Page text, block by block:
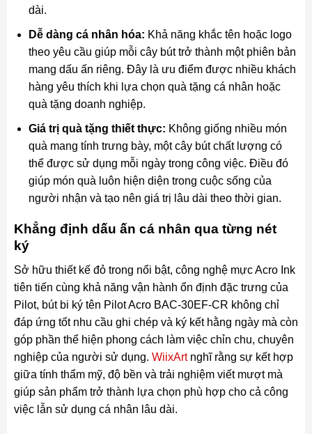
dài.
Dễ dàng cá nhân hóa: Khả năng khắc tên hoặc logo
theo yêu cầu giúp mỗi cây bút trở thành một phiên bản
mang dấu ấn riêng. Đây là ưu điểm được nhiều khách
hàng yêu thích khi lựa chọn quà tặng cá nhân hoặc
quà tặng doanh nghiệp.
Giá trị quà tặng thiết thực: Không giống nhiều món
quà mang tính trưng bày, một cây bút chất lượng có
thể được sử dụng mỗi ngày trong công việc. Điều đó
giúp món quà luôn hiện diện trong cuộc sống của
người nhận và tạo nên giá trị lâu dài theo thời gian.
Khẳng định dấu ấn cá nhân qua từng nét
ký
Sở hữu thiết kế đỏ trong nổi bật, công nghệ mực Acro Ink
tiên tiến cùng khả năng vận hành ổn định đặc trưng của
Pilot, bút bi ký tên Pilot Acro BAC-30EF-CR không chỉ
đáp ứng tốt nhu cầu ghi chép và ký kết hằng ngày mà còn
góp phần thể hiện phong cách làm việc chỉn chu, chuyên
nghiệp của người sử dụng. WiixArtnghĩ rằng sự kết hợp
giữa tính thẩm mỹ, độ bền và trải nghiệm viết mượt mà
giúp sản phẩm trở thành lựa chọn phù hợp cho cả công
việc lẫn sử dụng cá nhân lâu dài.